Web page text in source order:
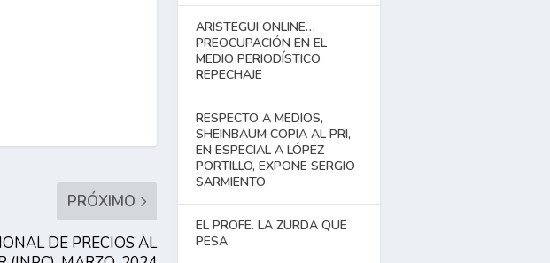
PRÓXIMO
DE PRECIOS AL
ARISTEGUI ONLINE…
PREOCUPACIÓN EN EL
MEDIO PERIODÍSTICO
REPECHAJE
RESPECTO A MEDIOS,
SHEINBAUM COPIA AL PRI,
EN ESPECIAL A LÓPEZ
PORTILLO, EXPONE SERGIO
SARMIENTO
EL PROFE. LA ZURDA QUE
PESA